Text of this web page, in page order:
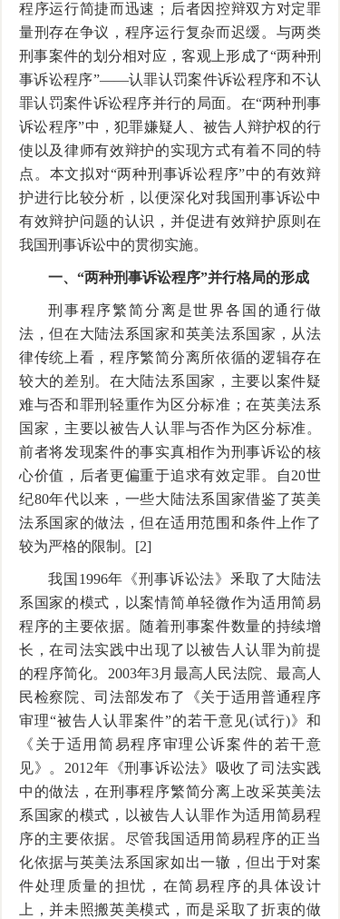
程序运行简捷而迅速；后者因控辩双方对定罪
量刑存在争议，程序运行复杂而迟缓。与两类
刑事案件的划分相对应，客观上形成了“两种刑
事诉讼程序”——认罪认罚案件诉讼程序和不认
罪认罚案件诉讼程序并行的局面。在“两种刑事
诉讼程序”中，犯罪嫌疑人、被告人辩护权的行
使以及律师有效辩护的实现方式有着不同的特
点。本文拟对“两种刑事诉讼程序”中的有效辩
护进行比较分析，以便深化对我国刑事诉讼中
有效辩护问题的认识，并促进有效辩护原则在
我国刑事诉讼中的贯彻实施。
一、“两种刑事诉讼程序”并行格局的形成
刑事程序繁简分离是世界各国的通行做
法，但在大陆法系国家和英美法系国家，从法
律传统上看，程序繁简分离所依循的逻辑存在
较大的差别。在大陆法系国家，主要以案件疑
难与否和罪刑轻重作为区分标准；在英美法系
国家，主要以被告人认罪与否作为区分标准。
前者将发现案件的事实真相作为刑事诉讼的核
心价值，后者更偏重于追求有效定罪。自20世
纪80年代以来，一些大陆法系国家借鉴了英美
法系国家的做法，但在适用范围和条件上作了
较为严格的限制。[2]
我国1996年《刑事诉讼法》釆取了大陆法
系国家的模式，以案情简单轻微作为适用简易
程序的主要依据。随着刑事案件数量的持续增
长，在司法实践中出现了以被告人认罪为前提
的程序简化。2003年3月最高人民法院、最高人
民检察院、司法部发布了《关于适用普通程序
审理“被告人认罪案件”的若干意见(试行)》和
《关于适用简易程序审理公诉案件的若干意
见》。2012年《刑事诉讼法》吸收了司法实践
中的做法，在刑事程序繁简分离上改采英美法
系国家的模式，以被告人认罪作为适用简易程
序的主要依据。尽管我国适用简易程序的正当
化依据与英美法系国家如出一辙，但出于对案
件处理质量的担忧，在简易程序的具体设计
上，并未照搬英美模式，而是采取了折衷的做